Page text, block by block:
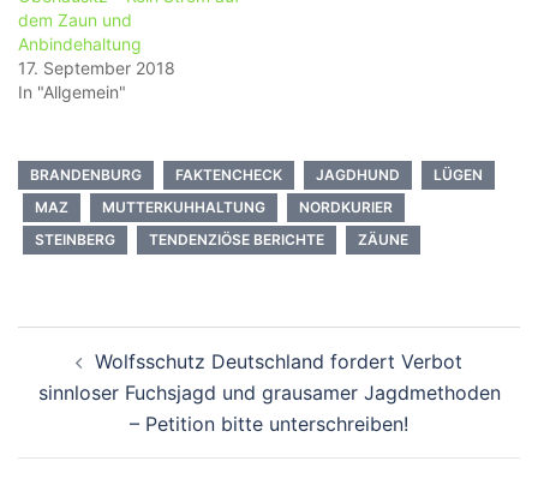
dem Zaun und
Anbindehaltung
17. September 2018
In "Allgemein"
BRANDENBURG FAKTENCHECK JAGDHUND
LÜGEN
MAZ
MUTTERKUHHALTUNG
NORDKURIER
STEINBERG
TENDENZIÖSE BERICHTE ZÄUNE
Wolfsschutz Deutschland fordert Verbot
sinnloser Fuchsjagd und grausamer Jagdmethoden
– Petition bitte unterschreiben!